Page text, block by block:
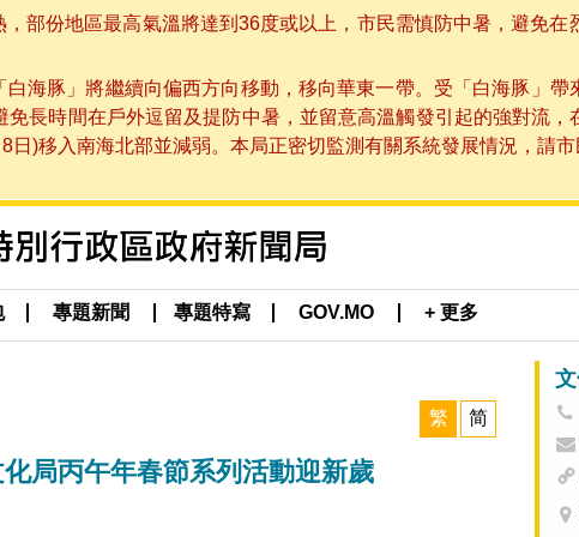
部份地區最高氣溫將達到36度或以上，市民需慎防中暑，避免
海豚」將繼續向偏西方向移動，移向華東一帶。受「白海豚」
長時間在戶外逗留及提防中暑，並留意高溫觸發引起的強對流，
日)移入南海北部並減弱。本局正密切監測有關系統發展情況，請
專題新聞 專題特寫 GOV.MO + 更多
繁 简
局丙午年春節系列活動迎新歲